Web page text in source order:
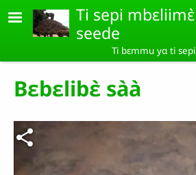
Aller au contenu principal
Ti sepi mbɛliimɛ̀
seede
Ti bɛmmu yɑ ti sepi
Bɛbɛlibɛ̀ sàà
Fichier vidéo